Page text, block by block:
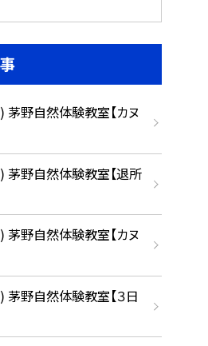
茅野自然体験教室【カヌ
茅野自然体験教室【退所
茅野自然体験教室【カヌ
茅野自然体験教室【３日